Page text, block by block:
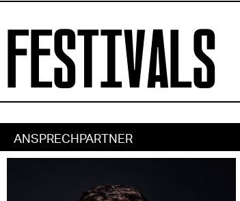
FESTIVALS
ANSPRECHPARTNER